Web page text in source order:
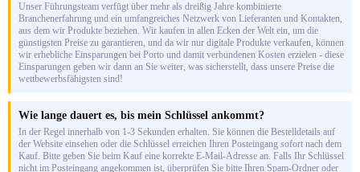
Unser Führungsteam verfügt über mehr als dreißig Jahre kombinierte
Branchenerfahrung und ein umfangreiches Netzwerk von Lieferanten und Kontakten,
aus dem wir Produkte beziehen. Wir kaufen in allen Ecken der Welt ein, um die
günstigsten Preise zu garantieren, und da wir nur digitale Produkte verkaufen, können
wir erhebliche Einsparungen bei Porto und damit verbundenen Kosten erzielen - diese
Einsparungen geben wir dann an Sie weiter, was sicherstellt, dass unsere Preise die
wettbewerbsfähigsten sind!
Wie lange dauert es, bis mein Schlüssel ankommt?
In der Regel innerhalb von 1-3 Sekunden erhalten. Sie können die Bestelldetails auf
der Website einsehen oder die Schlüssel erreichen Ihren Posteingang sofort nach dem
Kauf. Bitte geben Sie beim Kauf eine korrekte E-Mail-Adresse an. Falls Ihr Schlüssel
nicht im Posteingang angekommen ist, überprüfen Sie bitte Ihren Spam-Ordner oder